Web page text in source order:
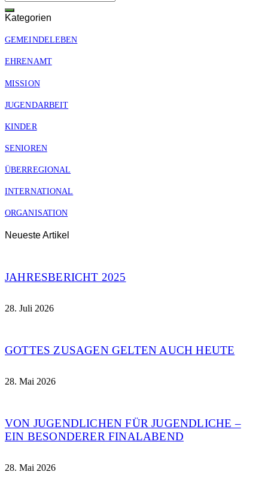
Kategorien
GEMEINDELEBEN
EHRENAMT
MISSION
JUGENDARBEIT
KINDER
SENIOREN
ÜBERREGIONAL
INTERNATIONAL
ORGANISATION
Neueste Artikel
JAHRESBERICHT 2025
28. Juli 2026
GOTTES ZUSAGEN GELTEN AUCH HEUTE
28. Mai 2026
VON JUGENDLICHEN FÜR JUGENDLICHE –
EIN BESONDERER FINALABEND
28. Mai 2026